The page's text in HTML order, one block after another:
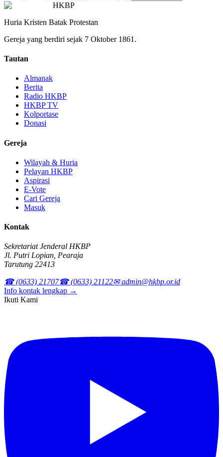
HKBP
Huria Kristen Batak Protestan
Gereja yang berdiri sejak 7 Oktober 1861.
Tautan
Almanak
Berita
Radio HKBP
HKBP TV
Kolportase
Donasi
Gereja
Wilayah & Huria
Pelayan HKBP
Aspirasi
E-Vote
Cari Gereja
Masuk
Kontak
Sekretariat Jenderal HKBP
Jl. Putri Lopian, Pearaja
Tarutung 22413
☎ (0633) 21707☎ (0633) 21122✉ admin@hkbp.or.id
Info kontak lengkap →
Ikuti Kami